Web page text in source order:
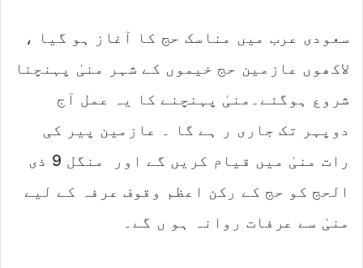
سعودی عرب میں مناسک حج کا آغاز ہو گیا ،
لاکھوں عازمین حج خیموں کے شہر منیٰ پہنچنا
شروع ہوگئے۔منیٰ پہنچنے کا یہ عمل آج
دوپہر تک جاری ر ہے گا ۔ عازمین پیر کی
رات منیٰ میں قیام کریں گے اور منگل 9 ذی
الحج کو حج کے رکن اعظم وقوف عرفہ کے لیے
منیٰ سے عرفات روانہ ہو ں گے۔